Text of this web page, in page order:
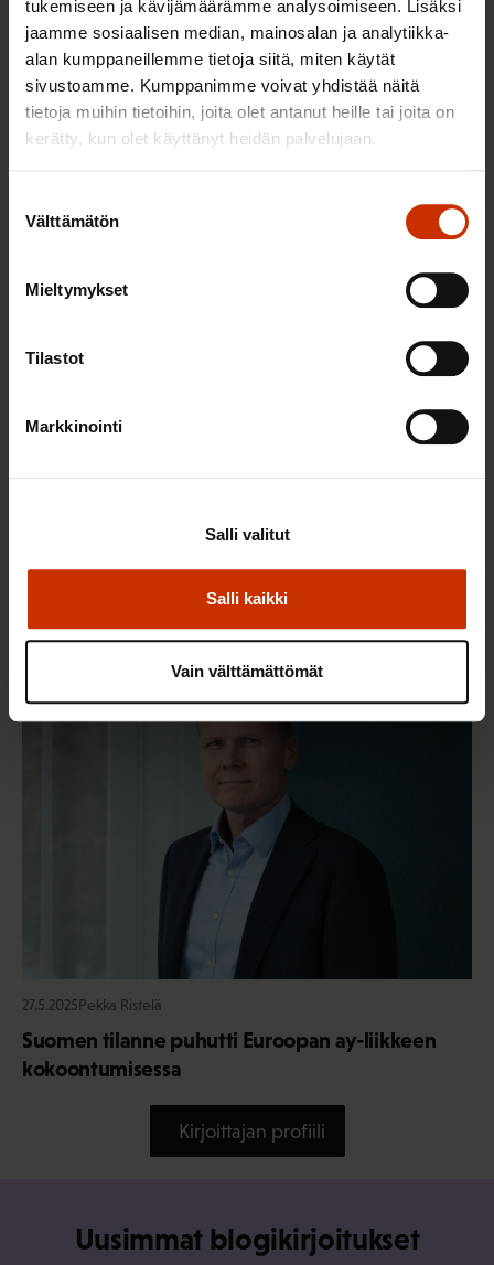
tukemiseen ja kävijämäärämme analysoimiseen. Lisäksi
jaamme sosiaalisen median, mainosalan ja analytiikka-
alan kumppaneillemme tietoja siitä, miten käytät
sivustoamme. Kumppanimme voivat yhdistää näitä
tietoja muihin tietoihin, joita olet antanut heille tai joita on
kerätty, kun olet käyttänyt heidän palvelujaan.
valinta
Välttämätön
Mieltymykset
Tilastot
Markkinointi
Salli kaikki
Salli valitut
Vain välttämättömät
Pekka Ristelä
Komission yhtiömuotoesitys avaa tien
työntekijöiden oikeuksien kiertämiselle
AY-LIIKE SUOMESSA JA MAAILMALLA
Yhdysvaltojen ammattiliitot nousevat Trumpin
27.5.2025Pekka Ristelä
Suomen tilanne puhutti Euroopan ay-liikkeen
kokoontumisessa
Kirjoittajan profiili
Uusimmat blogikirjoitukset